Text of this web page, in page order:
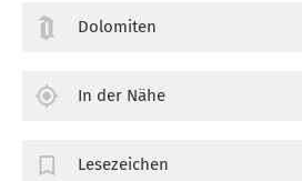
Dolomiten
In der Nähe
Lesezeichen